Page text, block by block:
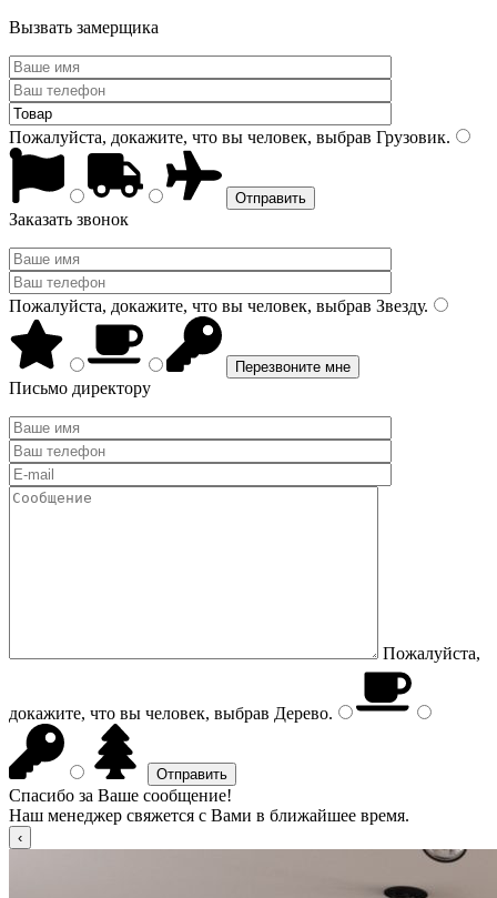
Вызвать замерщика
Пожалуйста, докажите, что вы человек, выбрав Грузовик.
Заказать звонок
Пожалуйста, докажите, что вы человек, выбрав Звезду.
Письмо директору
Пожалуйста,
докажите, что вы человек, выбрав Дерево.
Спасибо за Ваше сообщение!
Наш менеджер свяжется с Вами в ближайшее время.